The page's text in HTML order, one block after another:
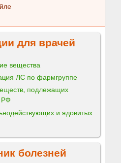
для врачей
вещества
ЛС по фармгруппе
подлежащих
РФ
и ядовитых
болезней